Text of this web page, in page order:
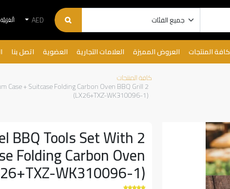
AED الْعَرَبيّة
كافة المنتجات العروض المميزة العلامات التجارية العضوية اتصل بنا
كافة المنتجات
Case + Suitcase Folding Carbon Oven BBQ Grill
(LX26+TXZ-WK310096-1)
BBQ Tools Set With
Folding Carbon Oven
WK310096-1)